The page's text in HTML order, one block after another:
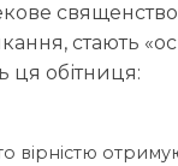
священство
стають
ця обітниця:
вірністю